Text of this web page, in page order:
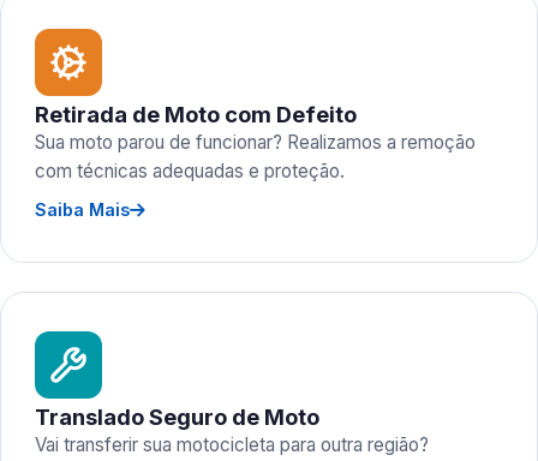
Retirada de Moto com Defeito
Sua moto parou de funcionar? Realizamos a remoção
com técnicas adequadas e proteção.
Saiba Mais
Translado Seguro de Moto
Vai transferir sua motocicleta para outra região?